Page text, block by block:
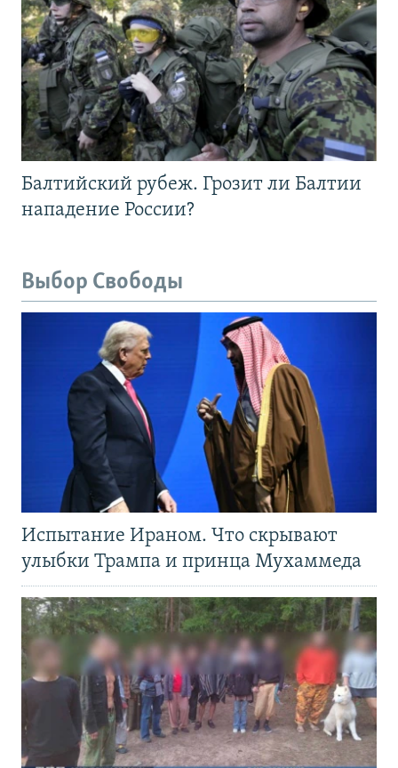
Балтийский рубеж. Грозит ли Балтии
нападение России?
Выбор Свободы
Испытание Ираном. Что скрывают
улыбки Трампа и принца Мухаммеда